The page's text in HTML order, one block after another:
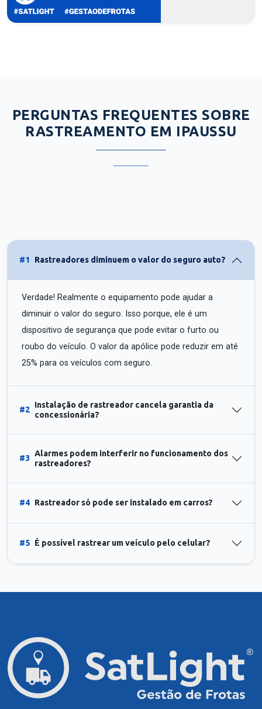
PERGUNTAS FREQUENTES SOBRE
RASTREAMENTO EM IPAUSSU
#1 Rastreadores diminuem o valor do seguro auto?
Verdade! Realmente o equipamento pode ajudar a
diminuir o valor do seguro. Isso porque, ele é um
dispositivo de segurança que pode evitar o furto ou
roubo do veículo. O valor da apólice pode reduzir em até
25% para os veículos com seguro.
#2
Instalação de rastreador cancela garantia da
concessionária?
#3
Alarmes podem interferir no funcionamento dos
rastreadores?
#4 Rastreador só pode ser instalado em carros?
#5 É possível rastrear um veículo pelo celular?